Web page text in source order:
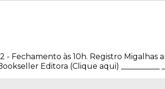
- Fechamento às 10h. Registro Migalhas
Editora (Clique aqui) __________